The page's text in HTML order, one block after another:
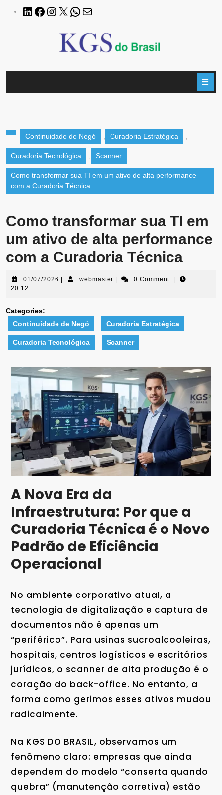
Continuidade de Negó Curadoria Estratégica
Curadoria Tecnológica Scanner
Como transformar sua TI em um ativo de alta performance
com a Curadoria Técnica
Como transformar sua TI em
um ativo de alta performance
com a Curadoria Técnica
01/07/2026 webmaster 0 Comment
20:12
Categories:
Continuidade de Negó
Curadoria Estratégica
Curadoria Tecnológica Scanner
A Nova Era da
Infraestrutura: Por que a
Curadoria Técnica é o Novo
Padrão de Eficiência
Operacional
No ambiente corporativo atual, a
tecnologia de digitalização e captura de
documentos não é apenas um
“periférico”. Para usinas sucroalcooleiras,
hospitais, centros logísticos e escritórios
jurídicos, o scanner de alta produção é o
coração do back-office. No entanto, a
forma como gerimos esses ativos mudou
radicalmente.
Na KGS DO BRASIL, observamos um
fenômeno claro: empresas que ainda
dependem do modelo “conserta quando
quebra” (manutenção corretiva) estão